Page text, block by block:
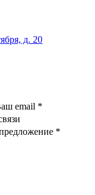
д. 20
email *
*